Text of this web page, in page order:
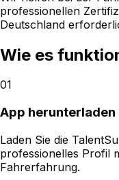
professionellen
Deutschland
Wie es
01
App
Laden Sie die
professionelles Profil
Fahrerfahrung.